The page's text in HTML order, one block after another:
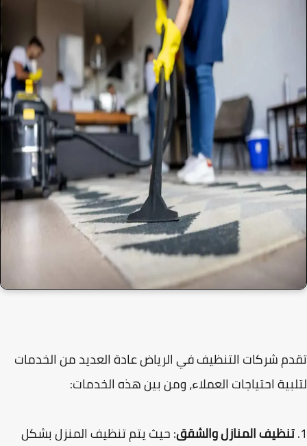
شركات التنظيف في الرياض عادة العديد من الخدمات
احتياجات العملاء، ومن بين هذه الخدمات:
تنظيف المنازل والشقق: حيث يتم تنظيف المنزل بشكل